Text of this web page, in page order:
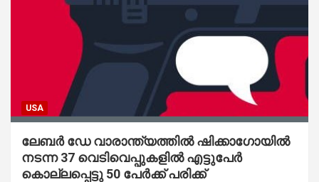
USA
ലേബർ ഡേ വാരാന്ത്യത്തിൽ ഷിക്കാഗോയിൽ
നടന്ന 37 വെടിവെപ്പുകളിൽ എട്ടുപേർ
കൊല്ലപ്പെട്ടു 50 പേർക്ക് പരിക്ക്